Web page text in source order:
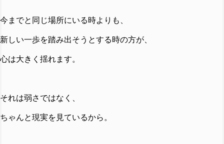
今までと同じ場所にいる時よりも、
新しい一歩を踏み出そうとする時の方が、
心は大きく揺れます。
それは弱さではなく、
ちゃんと現実を見ているから。